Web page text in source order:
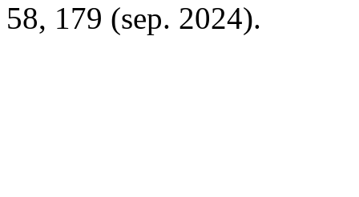
58, 179 (sep. 2024).